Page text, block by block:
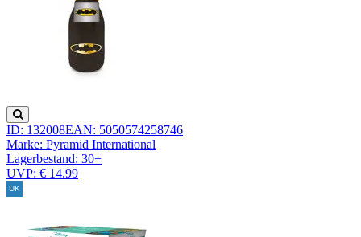
ID: 132008EAN: 5050574258746
Marke: Pyramid International
Lagerbestand: 30+
UVP: € 14.99